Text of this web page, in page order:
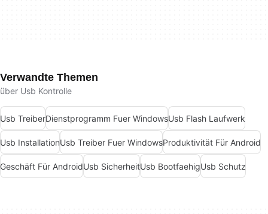
Verwandte Themen
über Usb Kontrolle
Usb TreiberDienstprogramm Fuer WindowsUsb Flash Laufwerk
Usb InstallationUsb Treiber Fuer WindowsProduktivität Für Android
Geschäft Für AndroidUsb SicherheitUsb BootfaehigUsb Schutz